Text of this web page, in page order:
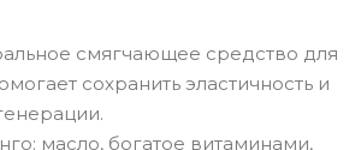
смягчающее средство для
сохранить эластичность и
масло, богатое витаминами,